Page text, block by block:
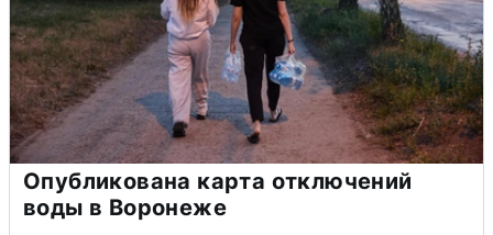
Опубликована карта отключений
воды в Воронеже